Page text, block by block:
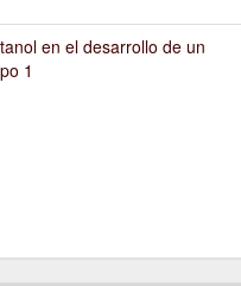
en el desarrollo de un
1